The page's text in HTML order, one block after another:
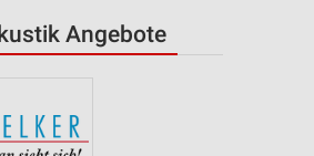
Angebote